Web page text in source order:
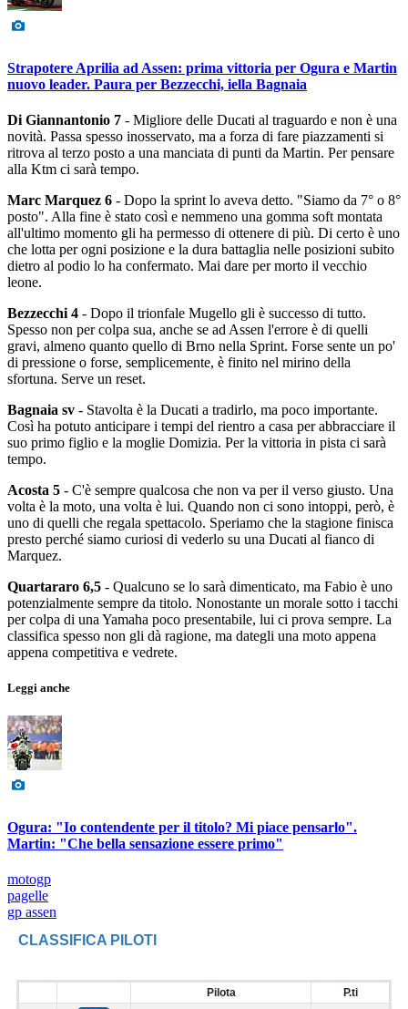
Strapotere Aprilia ad Assen: prima vittoria per Ogura e Martin
nuovo leader. Paura per Bezzecchi, iella Bagnaia
Di Giannantonio 7 - Migliore delle Ducati al traguardo e non è una
novità. Passa spesso inosservato, ma a forza di fare piazzamenti si
ritrova al terzo posto a una manciata di punti da Martin. Per pensare
alla Ktm ci sarà tempo.
Marc Marquez 6 - Dopo la sprint lo aveva detto. "Siamo da 7° o 8°
posto". Alla fine è stato così e nemmeno una gomma soft montata
all'ultimo momento gli ha permesso di ottenere di più. Di certo è uno
che lotta per ogni posizione e la dura battaglia nelle posizioni subito
dietro al podio lo ha confermato. Mai dare per morto il vecchio
leone.
Bezzecchi 4 - Dopo il trionfale Mugello gli è successo di tutto.
Spesso non per colpa sua, anche se ad Assen l'errore è di quelli
gravi, almeno quanto quello di Brno nella Sprint. Forse sente un po'
di pressione o forse, semplicemente, è finito nel mirino della
sfortuna. Serve un reset.
Bagnaia sv - Stavolta è la Ducati a tradirlo, ma poco importante.
Così ha potuto anticipare i tempi del rientro a casa per abbracciare il
suo primo figlio e la moglie Domizia. Per la vittoria in pista ci sarà
tempo.
Acosta 5 - C'è sempre qualcosa che non va per il verso giusto. Una
volta è la moto, una volta è lui. Quando non ci sono intoppi, però, è
uno di quelli che regala spettacolo. Speriamo che la stagione finisca
presto perché siamo curiosi di vederlo su una Ducati al fianco di
Marquez.
Quartararo 6,5 - Qualcuno se lo sarà dimenticato, ma Fabio è uno
potenzialmente sempre da titolo. Nonostante un morale sotto i tacchi
per colpa di una Yamaha poco presentabile, lui ci prova sempre. La
classifica spesso non gli dà ragione, ma dategli una moto appena
appena competitiva e vedrete.
Leggi anche
Ogura: "Io contendente per il titolo? Mi piace pensarlo".
Martin: "Che bella sensazione essere primo"
motogp
pagelle
gp assen